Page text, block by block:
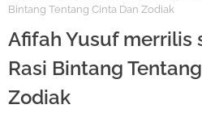
Bintang Tentang Cinta Dan Zodiak
Afifah Yusuf merrilis
Rasi Bintang
Zodiak